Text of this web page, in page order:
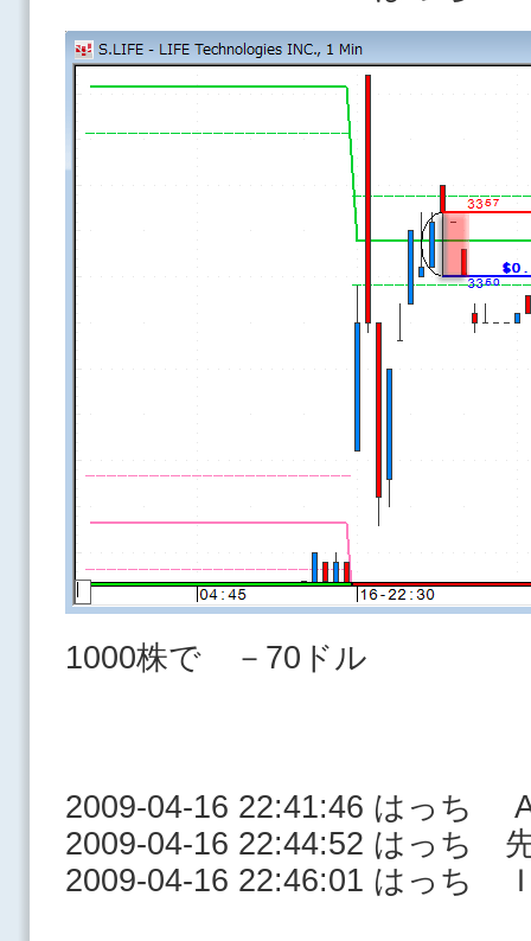
1000株で －70ドル
2009-04-16 22:41:46 はっち
2009-04-16 22:44:52 はっち
2009-04-16 22:46:01 はっち